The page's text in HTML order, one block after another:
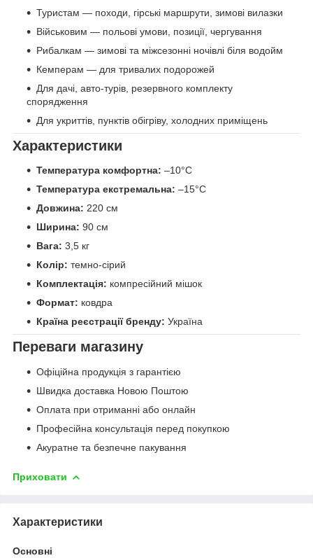
Туристам — походи, гірські маршрути, зимові вилазки
Військовим — польові умови, позиції, чергування
Рибалкам — зимові та міжсезонні ночівлі біля водойм
Кемперам — для тривалих подорожей
Для дачі, авто-турів, резервного комплекту
спорядження
Для укриттів, пунктів обігріву, холодних приміщень
Характеристики
Температура комфортна: –10°C
Температура екстремальна: –15°C
Довжина: 220 см
Ширина: 90 см
Вага: 3,5 кг
Колір: темно-сірий
Комплектація: компресійний мішок
Формат: ковдра
Країна реєстрації бренду: Україна
Переваги магазину
Офіційна продукція з гарантією
Швидка доставка Новою Поштою
Оплата при отриманні або онлайн
Професійна консультація перед покупкою
Акуратне та безпечне пакування
Приховати
Характеристики
Основні